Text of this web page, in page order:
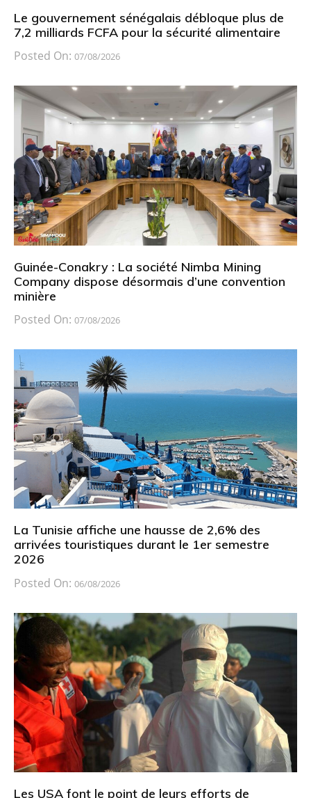
Le gouvernement sénégalais débloque plus de
7,2 milliards FCFA pour la sécurité alimentaire
Posted On: 07/08/2026
Guinée-Conakry : La société Nimba Mining
Company dispose désormais d’une convention
minière
Posted On: 07/08/2026
La Tunisie affiche une hausse de 2,6% des
arrivées touristiques durant le 1er semestre
2026
Posted On: 06/08/2026
Les USA font le point de leurs efforts de